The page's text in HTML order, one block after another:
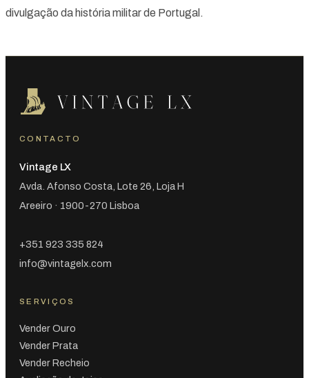
divulgação da história militar de Portugal.
CONTACTO
Vintage LX
Avda. Afonso Costa, Lote 26, Loja H
Areeiro · 1900-270 Lisboa
+351 923 335 824
info@vintagelx.com
SERVIÇOS
Vender Ouro
Vender Prata
Vender Recheio